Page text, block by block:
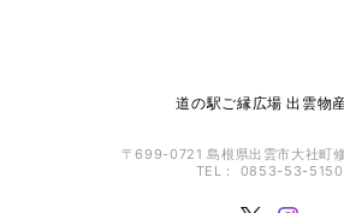
道の駅ご縁広場 出雲物
〒699-0721 島根県出雲市大社町
TEL： 0853-53-5150